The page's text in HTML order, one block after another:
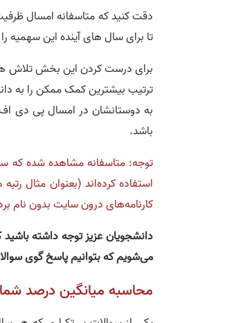
تا برای سال های آینده این سهمیه
برای درست کردن این بخش تلاش
ترتیب بیشترین کمک ممکن را به
به دوستانشان در امسال پی دی اف
باشد.
توجه: متاسفانه مشاهده شده که
استفاده کرده‌اند (بعنوان مثال
کارنامه‌های درون سایت بدون نام
دانشجویان عزیز توجه داشته
می‌شویم که بتوانیم پاسخ گوی
محاسبه میانگین درصد شما